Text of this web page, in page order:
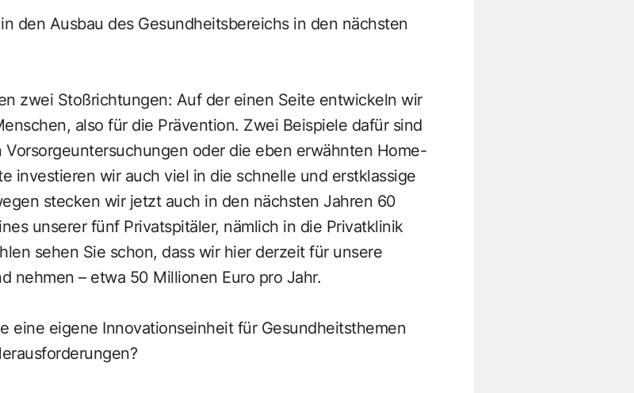
den Ausbau des Gesundheitsbereichs in den nächsten
zwei Stoßrichtungen: Auf der einen Seite entwickeln wir
also für die Prävention. Zwei Beispiele dafür sind
oder die eben erwähnten Home-
investieren wir auch viel in die schnelle und erstklassige
stecken wir jetzt auch in den nächsten Jahren 60
unserer fünf Privatspitäler, nämlich in die Privatklinik
sehen Sie schon, dass wir hier derzeit für unsere
nehmen – etwa 50 Millionen Euro pro Jahr.
eine eigene Innovationseinheit für Gesundheitsthemen